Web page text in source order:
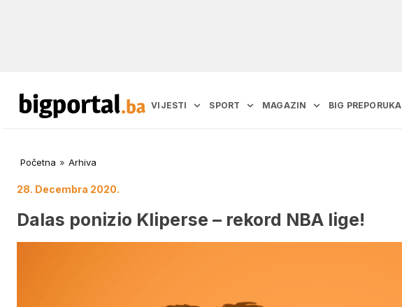
VIJESTI SPORT MAGAZIN BIG PREPORUKA
Početna » Arhiva
28. Decembra 2020.
Dalas ponizio Kliperse – rekord NBA lige!